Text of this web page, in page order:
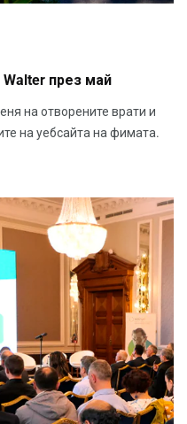
през май
на отворените врати и
на уебсайта на фимата.